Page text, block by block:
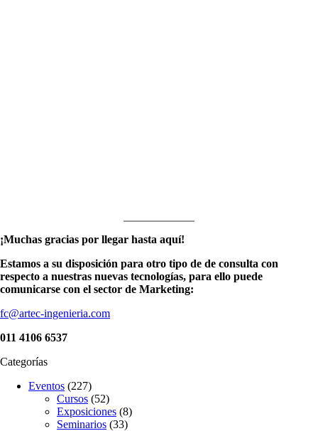
¡Muchas gracias por llegar hasta aquí!
Estamos a su disposición para otro tipo de de consulta con
respecto a nuestras nuevas tecnologías, para ello puede
comunicarse con el sector de Marketing:
fc@artec-ingenieria.com
011 4106 6537
Categorías
Eventos (227)
Cursos (52)
Exposiciones (8)
Seminarios (33)